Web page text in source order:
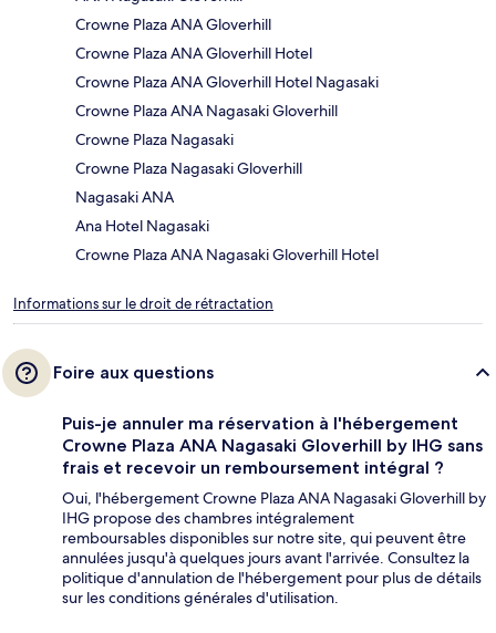
Crowne Plaza ANA Gloverhill
Crowne Plaza ANA Gloverhill Hotel
Crowne Plaza ANA Gloverhill Hotel Nagasaki
Crowne Plaza ANA Nagasaki Gloverhill
Crowne Plaza Nagasaki
Crowne Plaza Nagasaki Gloverhill
Nagasaki ANA
Ana Hotel Nagasaki
Crowne Plaza ANA Nagasaki Gloverhill Hotel
Informations sur le droit de rétractation
Foire aux questions
Puis-je annuler ma réservation à l'hébergement
Crowne Plaza ANA Nagasaki Gloverhill by IHG sans
frais et recevoir un remboursement intégral ?
Oui, l'hébergement Crowne Plaza ANA Nagasaki Gloverhill by
IHG propose des chambres intégralement
remboursables disponibles sur notre site, qui peuvent être
annulées jusqu'à quelques jours avant l'arrivée. Consultez la
politique d'annulation de l'hébergement pour plus de détails
sur les conditions générales d'utilisation.